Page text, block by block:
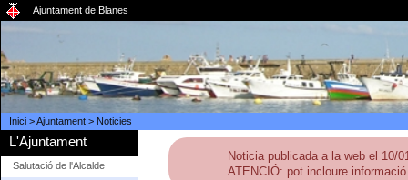
Ajuntament de Blanes
Inici>Ajuntament> Noticies
L'Ajuntament
Salutació de l'Alcalde
Noticia publicada a la web el 10/
ATENCIÓ: pot incloure